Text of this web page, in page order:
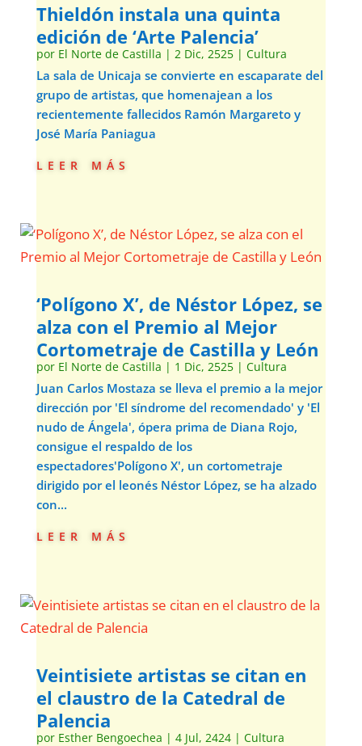
Thieldón instala una quinta
edición de ‘Arte Palencia’
por El Norte de Castilla | 2 Dic, 2525| Cultura
La sala de Unicaja se convierte en escaparate del
grupo de artistas, que homenajean a los
recientemente fallecidos Ramón Margareto y
José María Paniagua
leer más
‘Polígono X’, de Néstor López, se
alza con el Premio al Mejor
Cortometraje de Castilla y León
por El Norte de Castilla | 1 Dic, 2525| Cultura
Juan Carlos Mostaza se lleva el premio a la mejor
dirección por 'El síndrome del recomendado' y 'El
nudo de Ángela', ópera prima de Diana Rojo,
consigue el respaldo de los
espectadores'Polígono X', un cortometraje
dirigido por el leonés Néstor López, se ha alzado
con...
leer más
Veintisiete artistas se citan en
el claustro de la Catedral de
Palencia
por Esther Bengoechea | 4 Jul, 2424| Cultura